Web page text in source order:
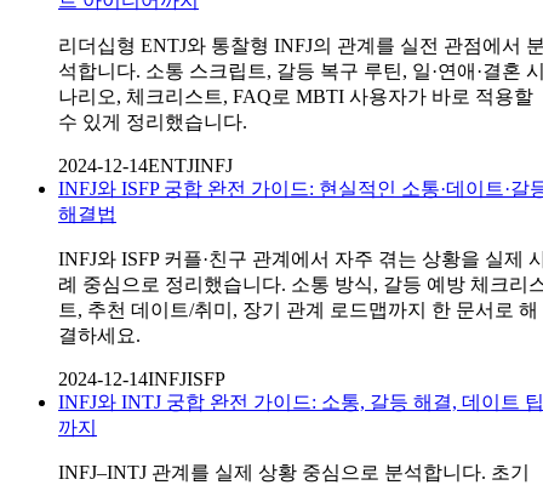
리더십형 ENTJ와 통찰형 INFJ의 관계를 실전 관점에서
석합니다. 소통 스크립트, 갈등 복구 루틴, 일·연애·결혼
나리오, 체크리스트, FAQ로 MBTI 사용자가 바로 적용할
수 있게 정리했습니다.
2024-12-14ENTJINFJ
INFJ와 ISFP 궁합 완전 가이드: 현실적인 소통·데이트·갈
해결법
INFJ와 ISFP 커플·친구 관계에서 자주 겪는 상황을 실제
례 중심으로 정리했습니다. 소통 방식, 갈등 예방 체크리
트, 추천 데이트/취미, 장기 관계 로드맵까지 한 문서로 해
결하세요.
2024-12-14INFJISFP
INFJ와 INTJ 궁합 완전 가이드: 소통, 갈등 해결, 데이트 팁
까지
INFJ–INTJ 관계를 실제 상황 중심으로 분석합니다. 초기